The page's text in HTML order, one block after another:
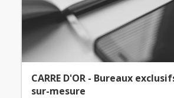
CARRE D'OR - Bureaux
sur-mesure